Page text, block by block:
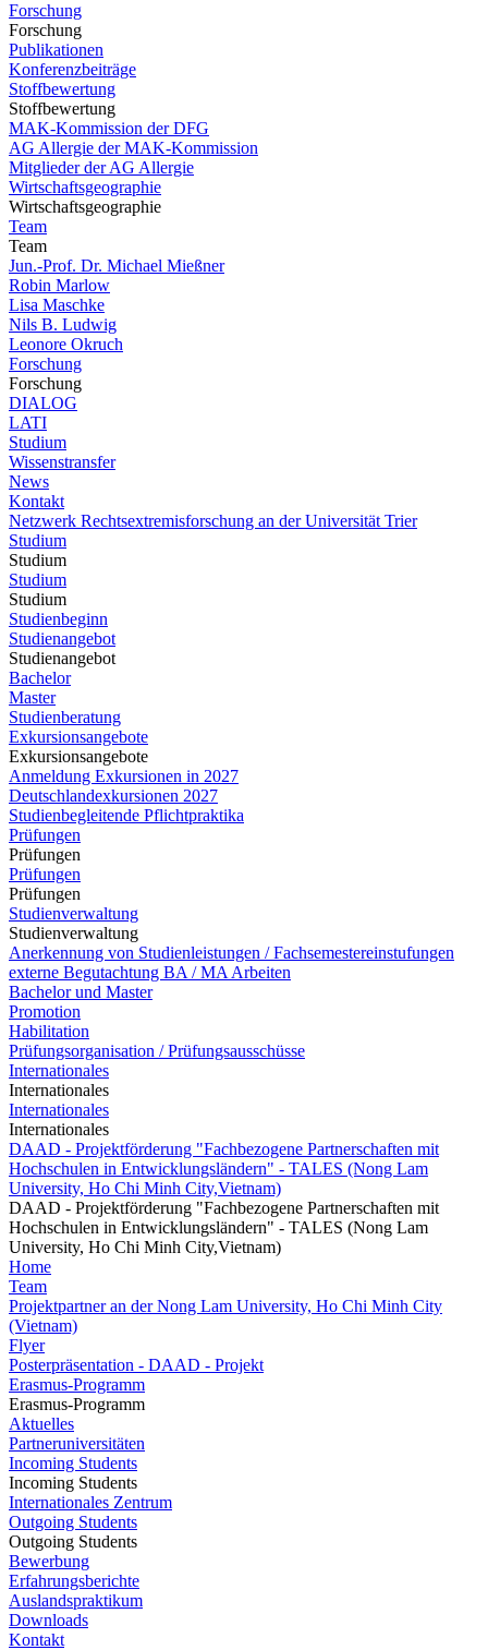
Forschung
Forschung
Publikationen
Konferenzbeiträge
Stoffbewertung
Stoffbewertung
MAK-Kommission der DFG
AG Allergie der MAK-Kommission
Mitglieder der AG Allergie
Wirtschaftsgeographie
Wirtschaftsgeographie
Team
Team
Jun.-Prof. Dr. Michael Mießner
Robin Marlow
Lisa Maschke
Nils B. Ludwig
Leonore Okruch
Forschung
Forschung
DIALOG
LATI
Studium
Wissenstransfer
News
Kontakt
Netzwerk Rechtsextremisforschung an der Universität Trier
Studium
Studium
Studium
Studium
Studienbeginn
Studienangebot
Studienangebot
Bachelor
Master
Studienberatung
Exkursionsangebote
Exkursionsangebote
Anmeldung Exkursionen in 2027
Deutschlandexkursionen 2027
Studienbegleitende Pflichtpraktika
Prüfungen
Prüfungen
Prüfungen
Prüfungen
Studienverwaltung
Studienverwaltung
Anerkennung von Studienleistungen / Fachsemestereinstufungen
externe Begutachtung BA / MA Arbeiten
Bachelor und Master
Promotion
Habilitation
Prüfungsorganisation / Prüfungsausschüsse
Internationales
Internationales
Internationales
Internationales
DAAD - Projektförderung "Fachbezogene Partnerschaften mit
Hochschulen in Entwicklungsländern" - TALES (Nong Lam
University, Ho Chi Minh City,Vietnam)
DAAD - Projektförderung "Fachbezogene Partnerschaften mit
Hochschulen in Entwicklungsländern" - TALES (Nong Lam
University, Ho Chi Minh City,Vietnam)
Home
Team
Projektpartner an der Nong Lam University, Ho Chi Minh City
(Vietnam)
Flyer
Posterpräsentation - DAAD - Projekt
Erasmus-Programm
Erasmus-Programm
Aktuelles
Partneruniversitäten
Incoming Students
Incoming Students
Internationales Zentrum
Outgoing Students
Outgoing Students
Bewerbung
Erfahrungsberichte
Auslandspraktikum
Downloads
Kontakt